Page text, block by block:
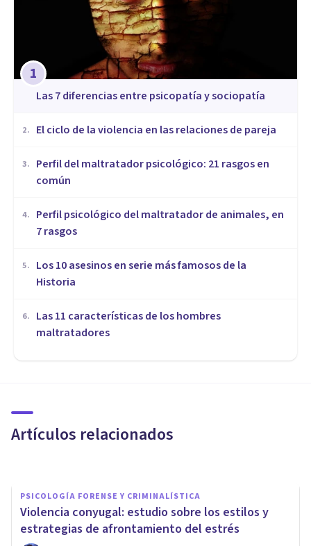
1
Las 7 diferencias entre psicopatía y sociopatía
2. ​El ciclo de la violencia en las relaciones de pareja
3.
​Perfil del maltratador psicológico: 21 rasgos en
común
4.
​Perfil psicológico del maltratador de animales, en
7 rasgos
5.
Los 10 asesinos en serie más famosos de la
Historia
6.
Las 11 características de los hombres
maltratadores
Artículos relacionados
de pareja adolescente
PSICOLOGÍA FORENSE Y CRIMINALÍSTICA
​Violencia conyugal: estudio sobre los estilos y
estrategias de afrontamiento del estrés